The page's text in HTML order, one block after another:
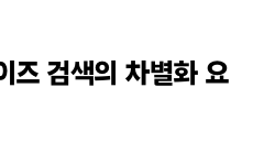
즈 검색의 차별화 요